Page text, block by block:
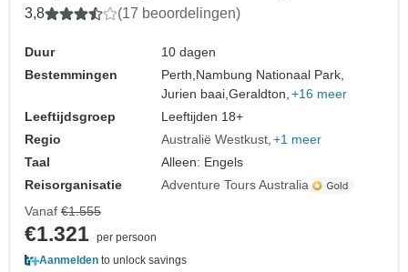
3,8 (17 beoordelingen)
Duur
10 dagen
Bestemmingen
Perth,Nambung Nationaal Park,
Jurien baai,Geraldton, +16 meer
Leeftijdsgroep
Leeftijden 18+
Regio
Australië Westkust +1 meer
Taal
Alleen: Engels
Reisorganisatie
Adventure Tours Australia
Vanaf €1.555
€1.321 per persoon
Aanmelden to unlock savings